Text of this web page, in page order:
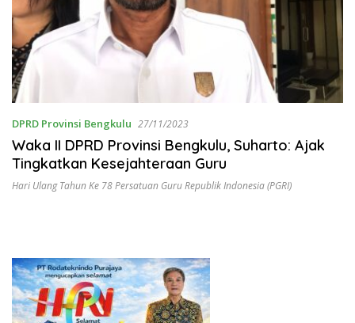
DPRD Provinsi Bengkulu 27/11/2023
Waka II DPRD Provinsi Bengkulu, Suharto: Ajak
Tingkatkan Kesejahteraan Guru
Hari Ulang Tahun Ke 78 Persatuan Guru Republik Indonesia (PGRI)